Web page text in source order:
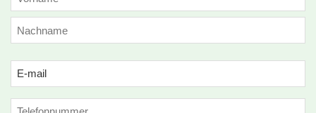
(ERFORDERLICH)
Email
(erforderlich)
Phone